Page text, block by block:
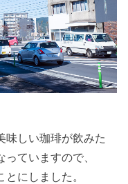
味しい珈琲が飲みた
ていますので、
にしました。